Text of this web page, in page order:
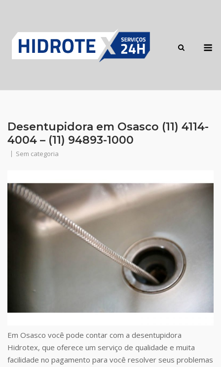
content
Desentupidora em Osasco (11) 4114-
4004 – (11) 94893-1000
Sem categoria
Em Osasco você pode contar com a desentupidora
Hidrotex, que oferece um serviço de qualidade e muita
facilidade no pagamento para você resolver seus problemas